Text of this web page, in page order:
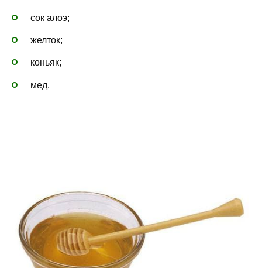
сок алоэ;
желток;
коньяк;
мед.